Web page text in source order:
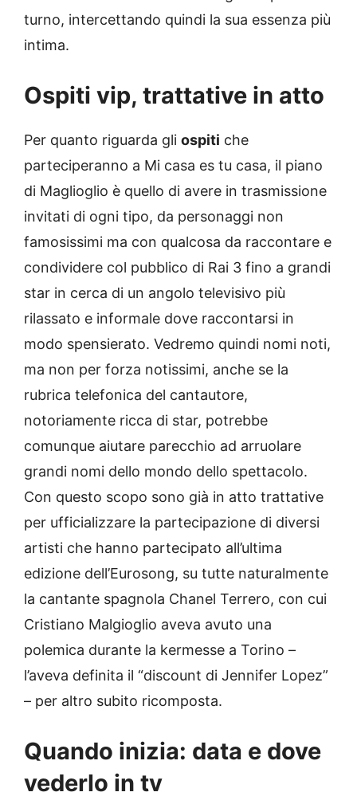
turno, intercettando quindi la sua essenza più
intima.
Ospiti vip, trattative in atto
Per quanto riguarda gli ospiti che
parteciperanno a Mi casa es tu casa, il piano
di Maglioglio è quello di avere in trasmissione
invitati di ogni tipo, da personaggi non
famosissimi ma con qualcosa da raccontare e
condividere col pubblico di Rai 3 fino a grandi
star in cerca di un angolo televisivo più
rilassato e informale dove raccontarsi in
modo spensierato. Vedremo quindi nomi noti,
ma non per forza notissimi, anche se la
rubrica telefonica del cantautore,
notoriamente ricca di star, potrebbe
comunque aiutare parecchio ad arruolare
grandi nomi dello mondo dello spettacolo.
Con questo scopo sono già in atto trattative
per ufficializzare la partecipazione di diversi
artisti che hanno partecipato all’ultima
edizione dell’Eurosong, su tutte naturalmente
la cantante spagnola Chanel Terrero, con cui
Cristiano Malgioglio aveva avuto una
polemica durante la kermesse a Torino –
l’aveva definita il “discount di Jennifer Lopez”
– per altro subito ricomposta.
Quando inizia: data e dove
vederlo in tv